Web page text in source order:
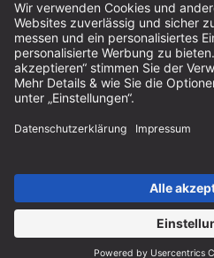
Impressum
AGB
Datenschutz
Cookie-Einstellungen
© 2026 sauter GmbH
* kostenloser Versand ab 150 Euro
Deutschlands für die Standard-
Sperrgut und Fracht
In Abh. des Lieferlandes kann die